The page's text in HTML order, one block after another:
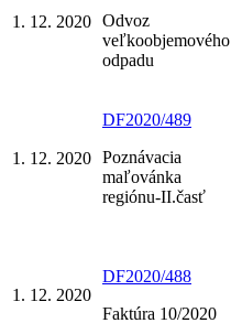
1. 12. 2020 Odvoz
veľkoobjemového
odpadu
1. 12. 2020
DF2020/489
Poznávacia
maľovánka
regiónu-II.časť
1. 12. 2020
DF2020/488
Faktúra 10/2020